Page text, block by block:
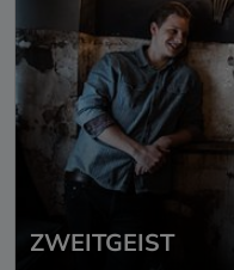
ZWEITGEIST